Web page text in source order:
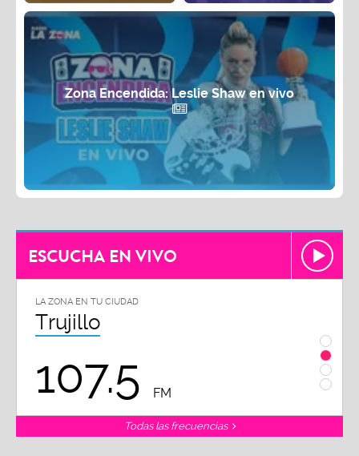
Zona Encendida: Leslie Shaw en vivo
ESCUCHA EN VIVO
LA ZONA EN TU CIUDAD
Trujillo
107.5 FM
Todas las frecuencias